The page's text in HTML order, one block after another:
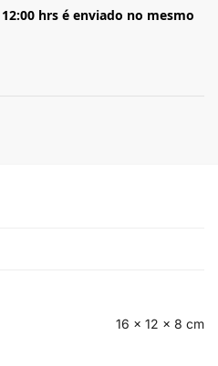
hrs é enviado no mesmo
16 × 12 × 8 cm